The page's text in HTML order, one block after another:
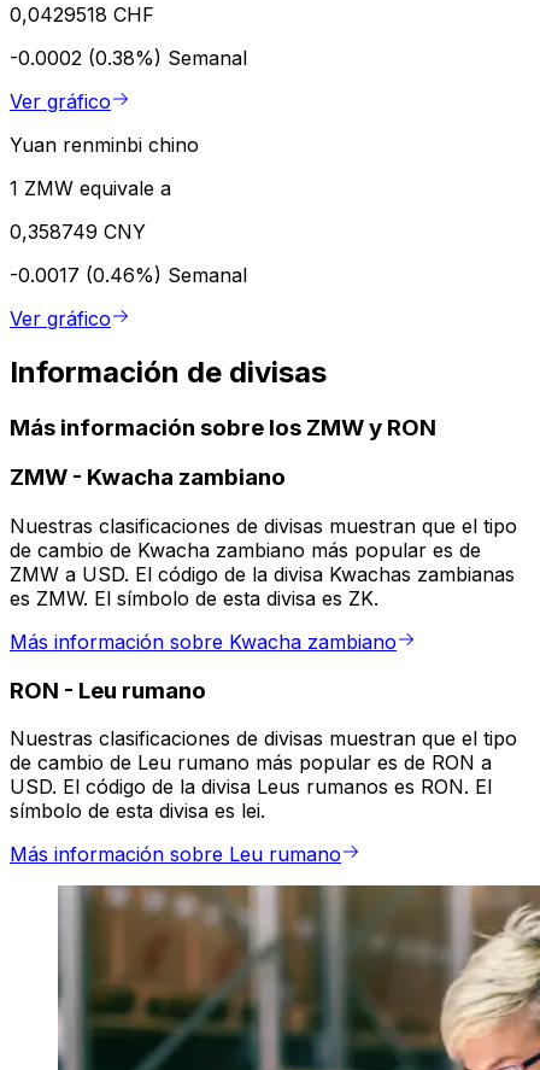
0,0429518 CHF
-0.0002 (0.38%) Semanal
Ver gráfico
Yuan renminbi chino
1 ZMW equivale a
0,358749 CNY
-0.0017 (0.46%) Semanal
Ver gráfico
Información de divisas
Más información sobre los ZMW y RON
ZMW - Kwacha zambiano
Nuestras clasificaciones de divisas muestran que el tipo
de cambio de Kwacha zambiano más popular es de
ZMW a USD. El código de la divisa Kwachas zambianas
es ZMW. El símbolo de esta divisa es ZK.
Más información sobre Kwacha zambiano
RON - Leu rumano
Nuestras clasificaciones de divisas muestran que el tipo
de cambio de Leu rumano más popular es de RON a
USD. El código de la divisa Leus rumanos es RON. El
símbolo de esta divisa es lei.
Más información sobre Leu rumano